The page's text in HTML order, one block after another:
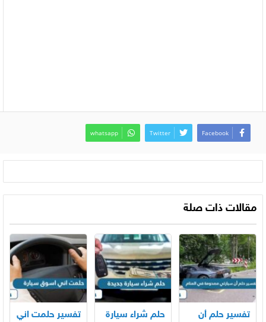
Facebook
Twitter
whatsapp
مقالات ذات صلة
تفسير حلم أن
حلم شراء سيارة
تفسير حلمت اني